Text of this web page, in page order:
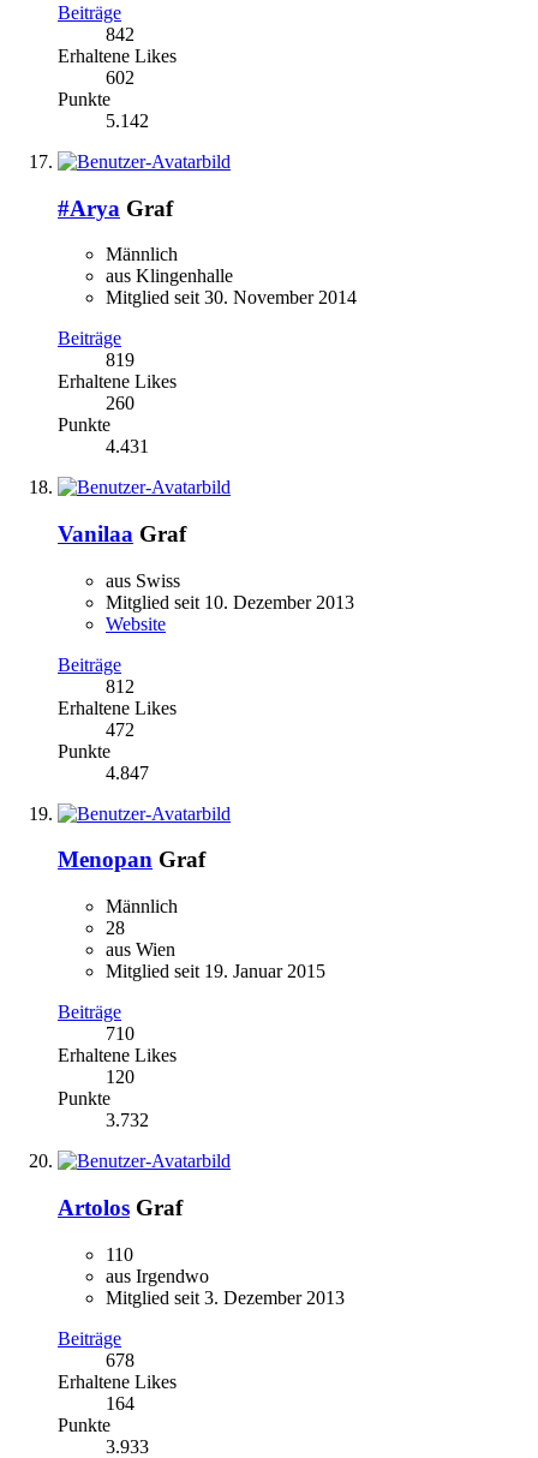
Beiträge
842
Erhaltene Likes
602
Punkte
5.142
#Arya Graf
Männlich
aus Klingenhalle
Mitglied seit 30. November 2014
Beiträge
819
Erhaltene Likes
260
Punkte
4.431
Vanilaa Graf
aus Swiss
Mitglied seit 10. Dezember 2013
Website
Beiträge
812
Erhaltene Likes
472
Punkte
4.847
Menopan Graf
Männlich
28
aus Wien
Mitglied seit 19. Januar 2015
Beiträge
710
Erhaltene Likes
120
Punkte
3.732
Artolos Graf
110
aus Irgendwo
Mitglied seit 3. Dezember 2013
Beiträge
678
Erhaltene Likes
164
Punkte
3.933